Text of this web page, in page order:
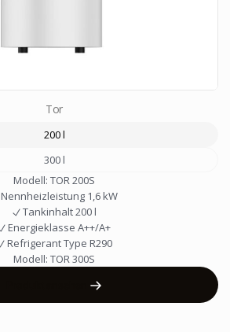
Tor
200 l
300 l
Modell: TOR 200S
Nennheizleistung 1,6 kW
Tankinhalt200 l
Energieklasse A++/A+
Refrigerant Type R290
Modell: TOR 300S